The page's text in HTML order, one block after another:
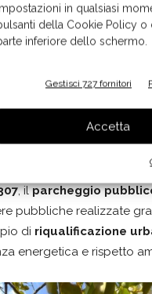
in qualsiasi
della Cookie Policy
inferiore dello schermo.
Gestisci 727 fornitori
Accetta
e infrastrutturale
che prevede
costante di personale:
occupazionale
industriale e
di Cadoneghe
il valore
con lo sviluppo
, ilparcheggio
pubbliche realizzate
di riqualificazione
energetica e rispetto